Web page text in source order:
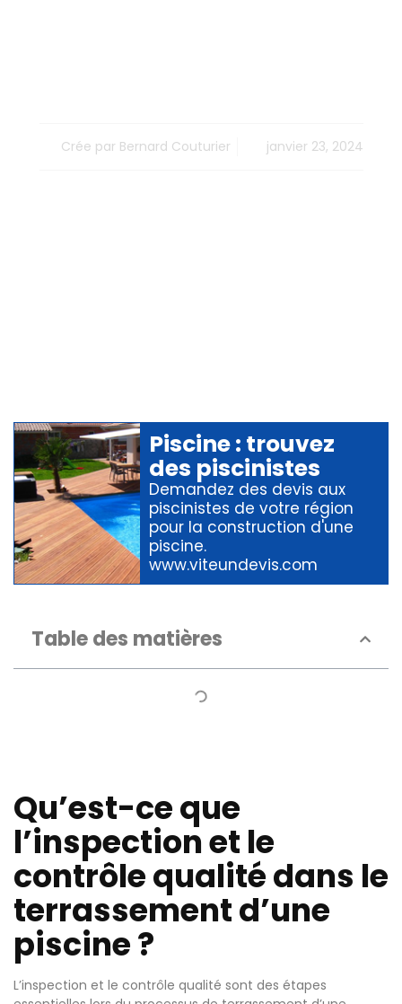
Crée par Bernard Couturier janvier 23, 2024
Piscine: trouvez
des piscinistes
Demandez des devis aux
piscinistes de votre région
pour la construction d'une
piscine.
www.viteundevis.com
Table des matières
Qu’est-ce que
l’inspection et le
contrôle qualité dans le
terrassement d’une
piscine ?
L’inspection et le contrôle qualité sont des étapes